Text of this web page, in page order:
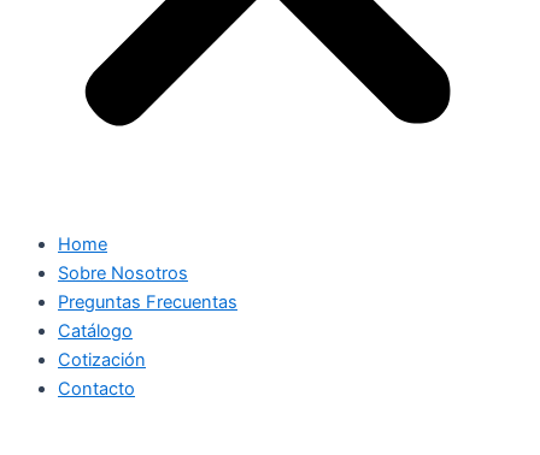
Home
Sobre Nosotros
Preguntas Frecuentas
Catálogo
Cotización
Contacto